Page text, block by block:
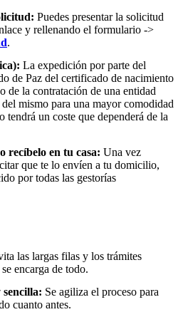
Puedes presentar la solicitud
y rellenando el formulario ->
.
La expedición por parte del
de Paz del certificado de nacimiento
de la contratación de una entidad
mismo para una mayor comodidad
tendrá un coste que dependerá de la
recíbelo en tu casa: Una vez
que te lo envíen a tu domicilio,
por todas las gestorías
las largas filas y los trámites
encarga de todo.
Se agiliza el proceso para
cuanto antes.